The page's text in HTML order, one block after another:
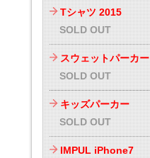
Tシャツ 2015
SOLD OUT
スウェットパーカー
SOLD OUT
キッズパーカー
SOLD OUT
IMPUL iPhone7